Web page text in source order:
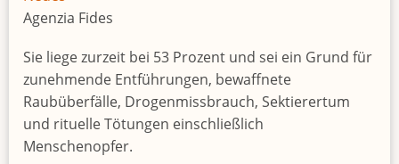
Agenzia Fides
Sie liege zurzeit bei 53 Prozent und sei ein Grund für
zunehmende Entführungen, bewaffnete
Raubüberfälle, Drogenmissbrauch, Sektierertum
und rituelle Tötungen einschließlich
Menschenopfer.